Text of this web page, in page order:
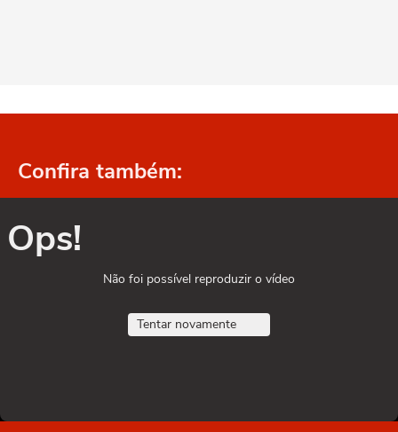
Confira também:
Ops!
Não foi possível reproduzir o vídeo
Tentar novamente